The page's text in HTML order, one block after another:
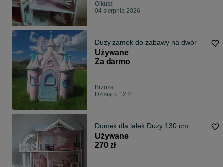
Olkusz
04 sierpnia 2026
Duży zamek do zabawy na dwór
Używane
Za darmo
Brzoza
Dzisiaj o 12:41
Domek dla lalek Duzy 130 cm
Używane
270 zł